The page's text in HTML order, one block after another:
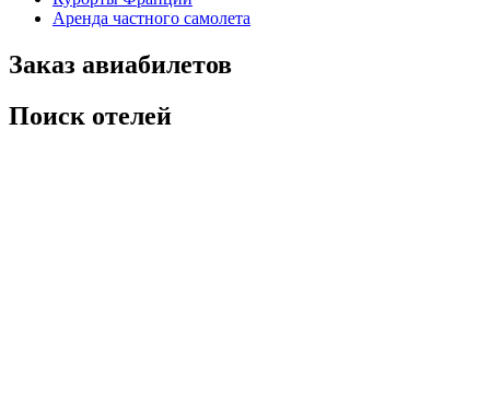
Аренда частного самолета
Заказ авиабилетов
Поиск отелей